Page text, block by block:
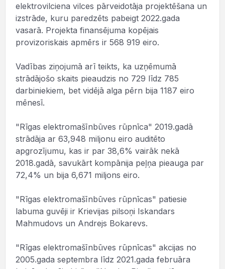
elektrovilciena vilces pārveidotāja projektēšana un
izstrāde, kuru paredzēts pabeigt 2022.gada
vasarā. Projekta finansējuma kopējais
provizoriskais apmērs ir 568 919 eiro.
Vadības ziņojumā arī teikts, ka uzņēmumā
strādājošo skaits pieaudzis no 729 līdz 785
darbiniekiem, bet vidējā alga pērn bija 1187 eiro
mēnesī.
"Rīgas elektromašīnbūves rūpnīca" 2019.gadā
strādāja ar 63,948 miljonu eiro auditēto
apgrozījumu, kas ir par 38,6% vairāk nekā
2018.gadā, savukārt kompānija peļņa pieauga par
72,4% un bija 6,671 miljons eiro.
"Rīgas elektromašīnbūves rūpnīcas" patiesie
labuma guvēji ir Krievijas pilsoņi Iskandars
Mahmudovs un Andrejs Bokarevs.
"Rīgas elektromašīnbūves rūpnīcas" akcijas no
2005.gada septembra līdz 2021.gada februāra